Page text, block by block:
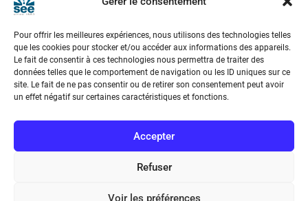
Pour offrir les meilleures expériences, nous utilisons des technologies telles
que les cookies pour stocker et/ou accéder aux informations des appareils.
Le fait de consentir à ces technologies nous permettra de traiter des
données telles que le comportement de navigation ou les ID uniques sur ce
site. Le fait de ne pas consentir ou de retirer son consentement peut avoir
un effet négatif sur certaines caractéristiques et fonctions.
Accepter
Refuser
Voir les préférences
Conditions Générales de Vente
Mentions légales
Contact